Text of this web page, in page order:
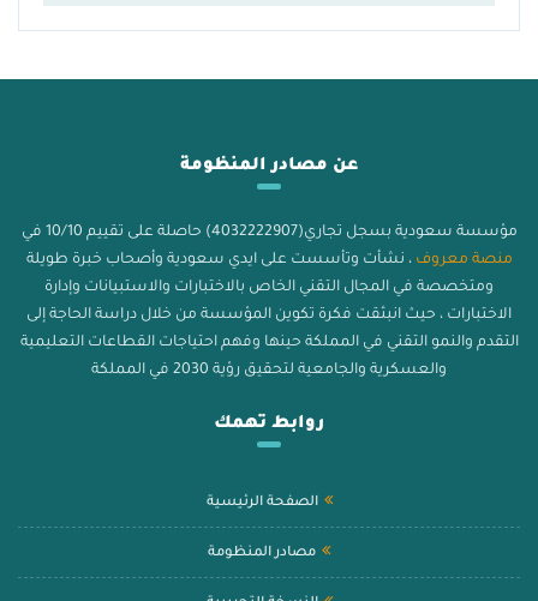
عن مصادر المنظومة
مؤسسة سعودية بسجل تجاري(4032222907) حاصلة على تقييم 10/10 في
منصة معروف ، نشأت وتأسست على ايدي سعودية وأصحاب خبرة طويلة
ومتخصصة في المجال التقني الخاص بالاختبارات والاستبيانات وإدارة
الاختبارات ، حيث انبثقت فكرة تكوين المؤسسة من خلال دراسة الحاجة إلى
التقدم والنمو التقني في المملكة حينها وفهم احتياجات القطاعات التعليمية
والعسكرية والجامعية لتحقيق رؤية 2030 في المملكة
روابط تهمك
الصفحة الرئيسية
مصادر المنظومة